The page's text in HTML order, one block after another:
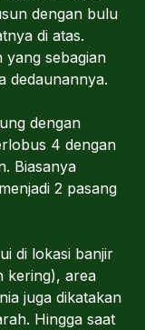
dengan bulu
di atas.
sebagian
dedaunannya.
dengan
4 dengan
Biasanya
2 pasang
di lokasi banjir
kering), area
juga dikatakan
Hingga saat